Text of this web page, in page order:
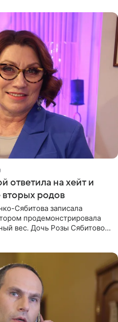
ответила на хейт и
вторых родов
Сябитова записала
продемонстрировала
вес. Дочь Розы Сябитовой